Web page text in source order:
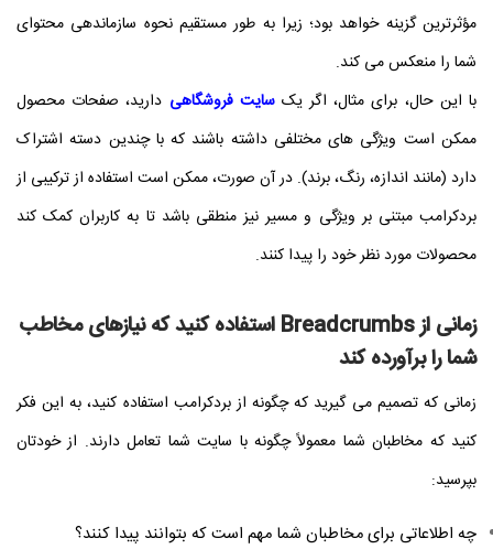
مؤثرترین گزینه خواهد بود؛ زیرا به طور مستقیم نحوه سازماندهی محتوای
شما را منعکس می کند.
با این حال، برای مثال، اگر یکسایت فروشگاهی دارید، صفحات محصول
ممکن است ویژگی های مختلفی داشته باشند که با چندین دسته اشتراک
دارد (مانند اندازه، رنگ، برند). در آن صورت، ممکن است استفاده از ترکیبی از
بردکرامب مبتنی بر ویژگی و مسیر نیز منطقی باشد تا به کاربران کمک کند
محصولات مورد نظر خود را پیدا کنند.
زمانی از Breadcrumbs استفاده کنید که نیازهای مخاطب
شما را برآورده کند
زمانی که تصمیم می گیرید که چگونه از بردکرامب استفاده کنید، به این فکر
کنید که مخاطبان شما معمولاً چگونه با سایت شما تعامل دارند. از خودتان
بپرسید:
چه اطلاعاتی برای مخاطبان شما مهم است که بتوانند پیدا کنند؟